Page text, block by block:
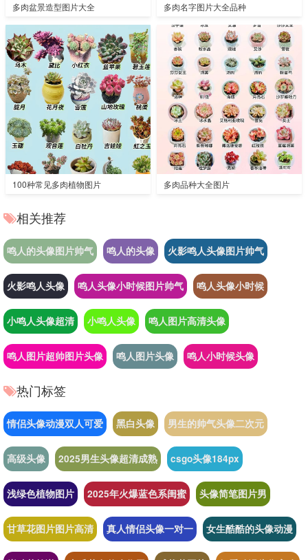
多肉盆景造型图片大全 多肉名字图片大全品种
100种常见多肉植物图片 多肉品种大全图片
相关推荐
鸣人的头像图片帅气 鸣人的头像 火影鸣人头像图片帅气
火影鸣人头像 鸣人头像小时候图片帅气 鸣人头像小时候
小鸣人头像超清 小鸣人头像 鸣人图片高清头像
鸣人图片超帅图片头像 鸣人图片头像 鸣人小时候头像
热门标签
情侣头像动漫双人可爱 黑白头像 男生的帅气头像二次元
高级头像 2025男生头像超清成熟 csgo头像184px
浅绿色植物图片 2025年火爆蓝色系闺蜜 头像简笔图片男
甘草花图片图片高清 真人情侣头像一对一 女生酷酷的头像动漫